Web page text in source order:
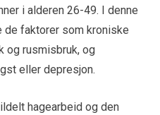
i alderen 26-49. I denne
de faktorer som kroniske
og rusmisbruk, og
eller depresjon.
hagearbeid og den